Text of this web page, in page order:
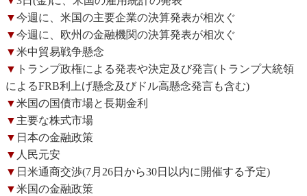
▼今週に、米国の主要企業の決算発表が相次ぐ
▼今週に、欧州の金融機関の決算発表が相次ぐ
▼米中貿易戦争懸念
▼ トランプ政権による発表や決定及び発言(トランプ大統領
によるFRB利上げ懸念及びドル高懸念発言も含む)
▼米国の国債市場と長期金利
▼ 主要な株式市場
▼ 日本の金融政策
▼ 人民元安
▼ 日米通商交渉(7月26日から30日以内に開催する予定)
▼米国の金融政策